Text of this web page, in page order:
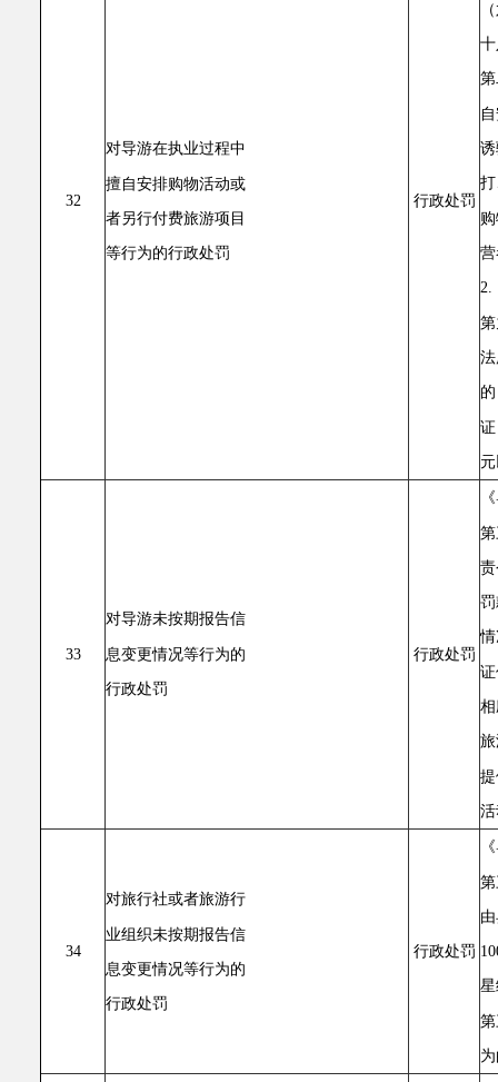
32
对导游在执业过程中
擅自安排购物活动或
者另行付费旅游项目
等行为的行政处罚
行政处罚
2.
33
对导游未按期报告信
息变更情况等行为的
行政处罚
行政处罚
34
对旅行社或者旅游行
业组织未按期报告信
息变更情况等行为的
行政处罚
行政处罚